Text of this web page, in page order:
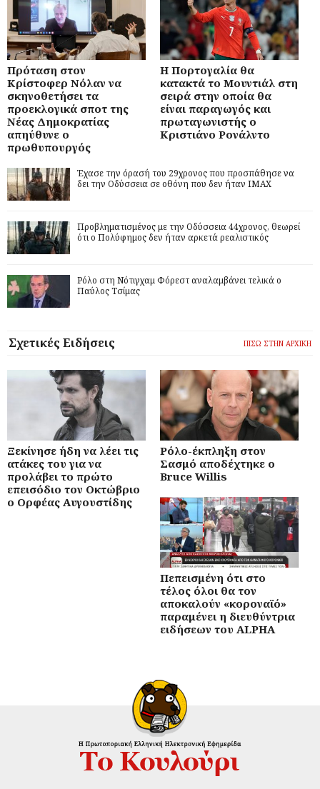
Πρόταση στον
Κρίστοφερ Νόλαν να
σκηνοθετήσει τα
προεκλογικά σποτ της
Νέας Δημοκρατίας
απηύθυνε ο
πρωθυπουργός
Η Πορτογαλία θα
κατακτά το Μουντιάλ στη
σειρά στην οποία θα
είναι παραγωγός και
πρωταγωνιστής ο
Κριστιάνο Ρονάλντο
Έχασε την όρασή του 29χρονος που προσπάθησε να
δει την Οδύσσεια σε οθόνη που δεν ήταν IMAX
Προβληματισμένος με την Οδύσσεια 44χρονος, θεωρεί
ότι ο Πολύφημος δεν ήταν αρκετά ρεαλιστικός
Ρόλο στη Νότιγχαμ Φόρεστ αναλαμβάνει τελικά ο
Παύλος Τσίμας
Σχετικές Ειδήσεις ΠΙΣΩ ΣΤΗΝ ΑΡΧΙΚΗ
Ξεκίνησε ήδη να λέει τις
ατάκες του για να
προλάβει το πρώτο
επεισόδιο τον Οκτώβριο
ο Ορφέας Αυγουστίδης
Ρόλο-έκπληξη στον
Σασμό αποδέχτηκε ο
Bruce Willis
Πεπεισμένη ότι στο
τέλος όλοι θα τον
αποκαλούν «κοροναϊό»
παραμένει η διευθύντρια
ειδήσεων του ALPHA